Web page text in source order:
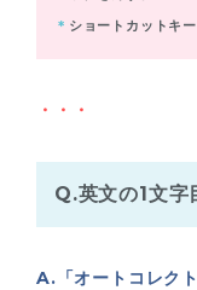
＊ ショートカットキ
・・・
Q.英文の1文字
A.「オートコレク